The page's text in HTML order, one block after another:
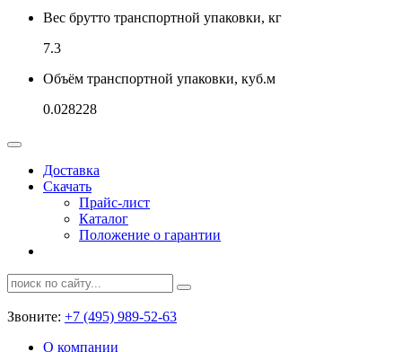
Вес брутто транспортной упаковки, кг
7.3
Объём транспортной упаковки, куб.м
0.028228
Доставка
Скачать
Прайс-лист
Каталог
Положение о гарантии
Звоните: +7 (495) 989-52-63
О компании